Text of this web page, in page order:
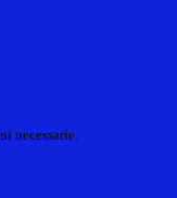
necessarie.